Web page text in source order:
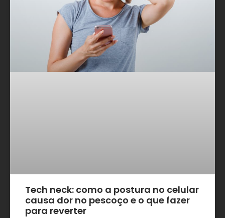
Tech neck: como a postura no celular
causa dor no pescoço e o que fazer
para reverter